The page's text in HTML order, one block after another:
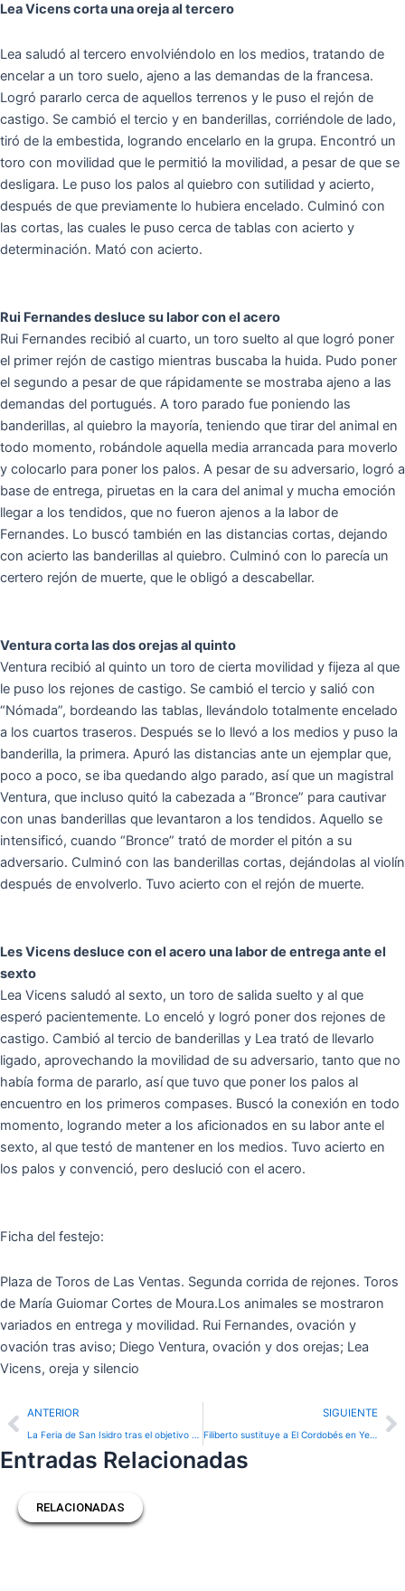
Lea Vicens corta una oreja al tercero
Lea saludó al tercero envolviéndolo en los medios, tratando de
encelar a un toro suelo, ajeno a las demandas de la francesa.
Logró pararlo cerca de aquellos terrenos y le puso el rejón de
castigo. Se cambió el tercio y en banderillas, corriéndole de lado,
tiró de la embestida, logrando encelarlo en la grupa. Encontró un
toro con movilidad que le permitió la movilidad, a pesar de que se
desligara. Le puso los palos al quiebro con sutilidad y acierto,
después de que previamente lo hubiera encelado. Culminó con
las cortas, las cuales le puso cerca de tablas con acierto y
determinación. Mató con acierto.
Rui Fernandes desluce su labor con el acero
Rui Fernandes recibió al cuarto, un toro suelto al que logró poner
el primer rejón de castigo mientras buscaba la huida. Pudo poner
el segundo a pesar de que rápidamente se mostraba ajeno a las
demandas del portugués. A toro parado fue poniendo las
banderillas, al quiebro la mayoría, teniendo que tirar del animal en
todo momento, robándole aquella media arrancada para moverlo
y colocarlo para poner los palos. A pesar de su adversario, logró a
base de entrega, piruetas en la cara del animal y mucha emoción
llegar a los tendidos, que no fueron ajenos a la labor de
Fernandes. Lo buscó también en las distancias cortas, dejando
con acierto las banderillas al quiebro. Culminó con lo parecía un
certero rejón de muerte, que le obligó a descabellar.
Ventura corta las dos orejas al quinto
Ventura recibió al quinto un toro de cierta movilidad y fijeza al que
le puso los rejones de castigo. Se cambió el tercio y salió con
“Nómada”, bordeando las tablas, llevándolo totalmente encelado
a los cuartos traseros. Después se lo llevó a los medios y puso la
banderilla, la primera. Apuró las distancias ante un ejemplar que,
poco a poco, se iba quedando algo parado, así que un magistral
Ventura, que incluso quitó la cabezada a “Bronce” para cautivar
con unas banderillas que levantaron a los tendidos. Aquello se
intensificó, cuando “Bronce” trató de morder el pitón a su
adversario. Culminó con las banderillas cortas, dejándolas al violín
después de envolverlo. Tuvo acierto con el rejón de muerte.
Les Vicens desluce con el acero una labor de entrega ante el
sexto
Lea Vicens saludó al sexto, un toro de salida suelto y al que
esperó pacientemente. Lo enceló y logró poner dos rejones de
castigo. Cambió al tercio de banderillas y Lea trató de llevarlo
ligado, aprovechando la movilidad de su adversario, tanto que no
había forma de pararlo, así que tuvo que poner los palos al
encuentro en los primeros compases. Buscó la conexión en todo
momento, logrando meter a los aficionados en su labor ante el
sexto, al que testó de mantener en los medios. Tuvo acierto en
los palos y convenció, pero deslució con el acero.
Ficha del festejo:
Plaza de Toros de Las Ventas. Segunda corrida de rejones. Toros
de María Guiomar Cortes de Moura.Los animales se mostraron
variados en entrega y movilidad. Rui Fernandes, ovación y
ovación tras aviso; Diego Ventura, ovación y dos orejas; Lea
Vicens, oreja y silencio
Prev
ANTERIOR
La Feria de San Isidro tras el objetivo de Emilio Méndez
SIGUIENTE
Filiberto sustituye a El Cordobés en Yecla
Entradas Relacionadas
RELACIONADAS